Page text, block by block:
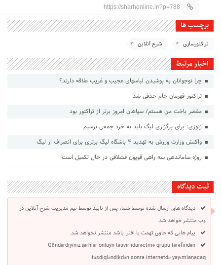
https://sharhonline.ir/?p=788
برچسب ها
تراکتورسازی شرح آنلاین
اخبار مرتبط
چرا نوجوانان به پوشیدن لباسهای عجیب و غریب علاقه دارند؟
تراکتور قهرمان جام حذفی شد
مقصر باخت من هستم/ سپاهان امروز برتر از تراکتور بود
زنوزی: برای برگزاری لیگ باید به خرد جمعی برسیم
واکنش وزارت ورزش به تهدید ۴ باشگاه لیگ برتری برای انصراف از لیگ
روژه ساماندهی سه راهی قویون قشلاقی در حال تکمیل است
ثبت دیدگاه
دیدگاه های ارسال شده توسط شما، پس از تایید توسط تیم مدیریت شرح آنلاین در
وب منتشر خواهد شد.
پیام هایی که حاوی تهمت یا افترا باشد منتشر نخواهد شد.
Göndərdiyiniz şərhlər onlayn təsvir idarəetmə qrupu tərəfindən
təsdiqləndikdən sonra internetdə yayımlanacaq.